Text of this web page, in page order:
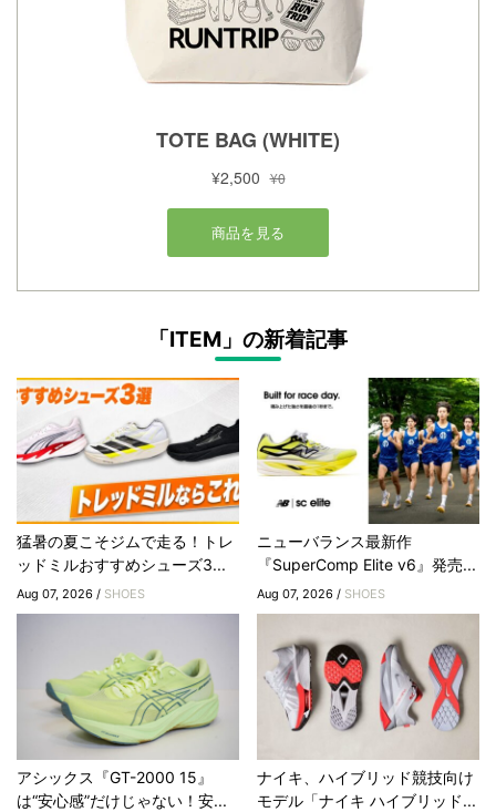
「ITEM」の新着記事
猛暑の夏こそジムで走る！トレ
ッドミルおすすめシューズ3...
Aug 07, 2026 / SHOES
ニューバランス最新作
『SuperComp Elite v6』発売...
Aug 07, 2026 / SHOES
アシックス『GT-2000 15』
は“安心感”だけじゃない！安...
ナイキ、ハイブリッド競技向け
モデル「ナイキ ハイブリッド...